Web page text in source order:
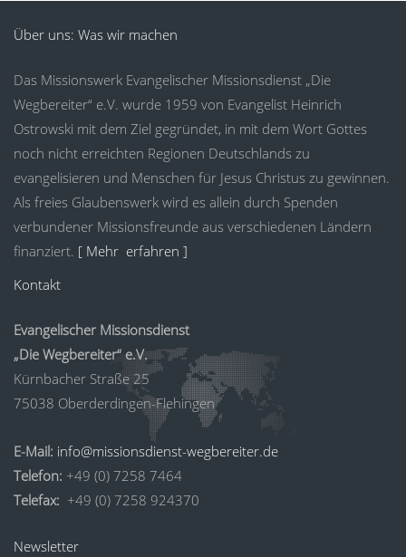
Über uns: Was wir machen
Das Missionswerk Evangelischer Missionsdienst „Die
Wegbereiter“ e.V. wurde 1959 von Evangelist Heinrich
Ostrowski mit dem Ziel gegründet, in mit dem Wort Gottes
noch nicht erreichten Regionen Deutschlands zu
evangelisieren und Menschen für Jesus Christus zu gewinnen.
Als freies Glaubenswerk wird es allein durch Spenden
verbundener Missionsfreunde aus verschiedenen Ländern
finanziert. [ Mehr erfahren ]
Kontakt
Evangelischer Missionsdienst
„Die Wegbereiter“ e.V.
Kürnbacher Straße 25
75038 Oberderdingen-Flehingen
E-Mail: info@missionsdienst-wegbereiter.de
Telefon: +49 (0) 7258 7464
Telefax: +49 (0) 7258 924370
Newsletter